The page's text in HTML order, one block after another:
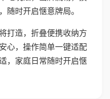
随时开启惬意牌局。
打造，折叠便携收纳方
心，操作简单一键适配
，家庭日常随时开启惬